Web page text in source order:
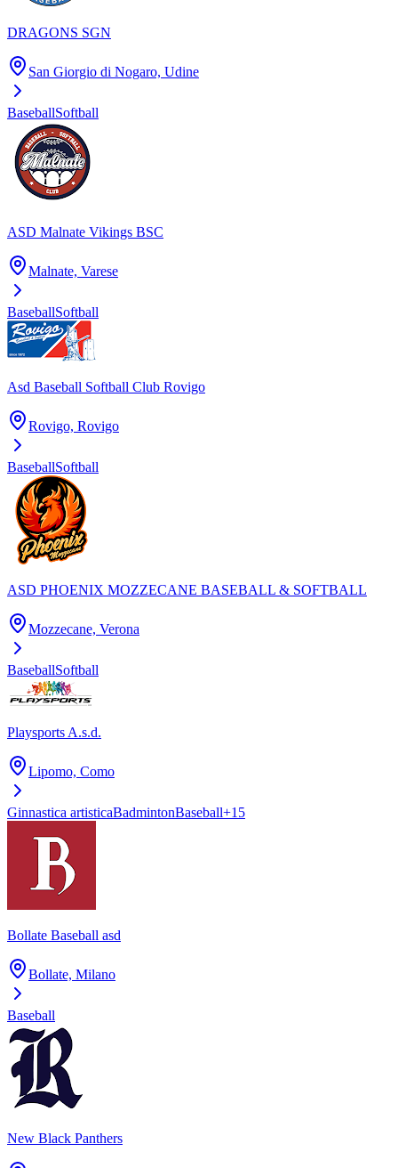
DRAGONS SGN
San Giorgio di Nogaro, Udine
BaseballSoftball
ASD Malnate Vikings BSC
Malnate, Varese
BaseballSoftball
Asd Baseball Softball Club Rovigo
Rovigo, Rovigo
BaseballSoftball
ASD PHOENIX MOZZECANE BASEBALL & SOFTBALL
Mozzecane, Verona
BaseballSoftball
Playsports A.s.d.
Lipomo, Como
Ginnastica artisticaBadmintonBaseball+15
Bollate Baseball asd
Bollate, Milano
Baseball
New Black Panthers